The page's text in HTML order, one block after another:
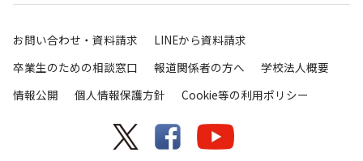
お問い合わせ・資料請求
LINEから資料請求
卒業生のための相談窓口
報道関係者の方へ
学校法人概要
情報公開
個人情報保護方針 Cookie等の利用ポリシー